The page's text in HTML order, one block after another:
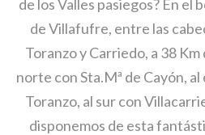
de los Valles pasiegos? En el
de Villafufre, entre las
Toranzo y Carriedo, a 38
norte con Sta.Mª de Cayón,
Toranzo, al sur con
disponemos de esta